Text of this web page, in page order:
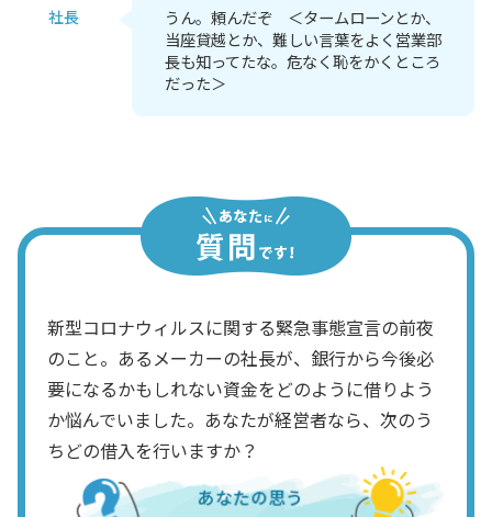
社長
うん。頼んだぞ ＜タームローンとか、
当座貸越とか、難しい言葉をよく営業部
長も知ってたな。危なく恥をかくところ
だった＞
新型コロナウィルスに関する緊急事態宣言の前夜
のこと。あるメーカーの社長が、銀行から今後必
要になるかもしれない資金をどのように借りよう
か悩んでいました。あなたが経営者なら、次のう
ちどの借入を行いますか？